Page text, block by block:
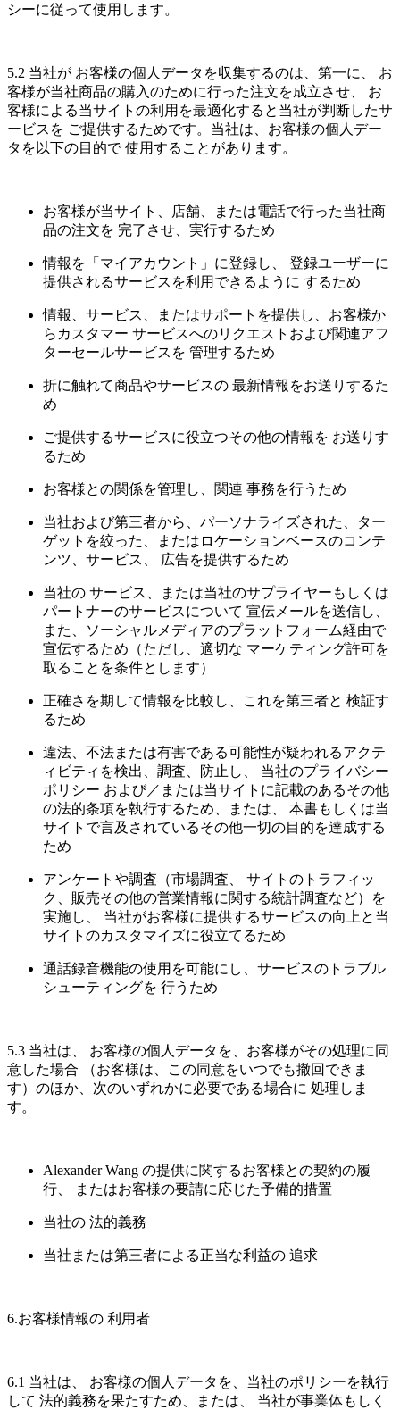
シーに従って使用します。
5.2 当社が お客様の個人データを収集するのは、第一に、 お
客様が当社商品の購入のために行った注文を成立させ、 お
客様による当サイトの利用を最適化すると当社が判断したサ
ービスを ご提供するためです。当社は、お客様の個人デー
タを以下の目的で 使用することがあります。
お客様が当サイト、店舗、または電話で行った当社商
品の注文を 完了させ、実行するため
情報を「マイアカウント」に登録し、 登録ユーザーに
提供されるサービスを利用できるように するため
情報、サービス、またはサポートを提供し、お客様か
らカスタマー サービスへのリクエストおよび関連アフ
ターセールサービスを 管理するため
折に触れて商品やサービスの 最新情報をお送りするた
め
ご提供するサービスに役立つその他の情報を お送りす
るため
お客様との関係を管理し、関連 事務を行うため
当社および第三者から、パーソナライズされた、ター
ゲットを絞った、またはロケーションベースのコンテ
ンツ、サービス、 広告を提供するため
当社の サービス、または当社のサプライヤーもしくは
パートナーのサービスについて 宣伝メールを送信し、
また、ソーシャルメディアのプラットフォーム経由で
宣伝するため（ただし、適切な マーケティング許可を
取ることを条件とします）
正確さを期して情報を比較し、これを第三者と 検証す
るため
違法、不法または有害である可能性が疑われるアクテ
ィビティを検出、調査、防止し、 当社のプライバシー
ポリシー および／または当サイトに記載のあるその他
の法的条項を執行するため、または、 本書もしくは当
サイトで言及されているその他一切の目的を達成する
ため
アンケートや調査（市場調査、 サイトのトラフィッ
ク、販売その他の営業情報に関する統計調査など）を
実施し、 当社がお客様に提供するサービスの向上と当
サイトのカスタマイズに役立てるため
通話録音機能の使用を可能にし、サービスのトラブル
シューティングを 行うため
5.3 当社は、 お客様の個人データを、お客様がその処理に同
意した場合 （お客様は、この同意をいつでも撤回できま
す）のほか、次のいずれかに必要である場合に 処理しま
す。
Alexander Wang の提供に関するお客様との契約の履
行、 またはお客様の要請に応じた予備的措置
当社の 法的義務
当社または第三者による正当な利益の 追求
6.お客様情報の 利用者
6.1 当社は、 お客様の個人データを、当社のポリシーを執行
して 法的義務を果たすため、または、 当社が事業体もしく